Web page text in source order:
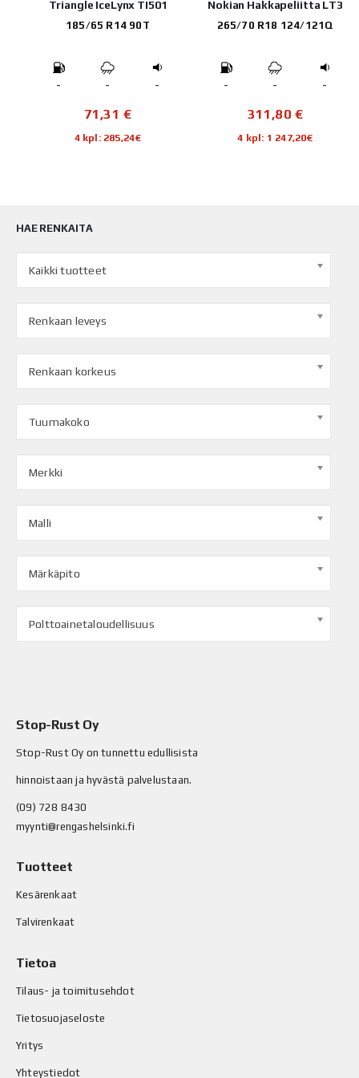
IceLynx TI501
65 R14 90T
Nokian Hakkapeliitta LT3
265/70 R18 124/121Q
4 kpl: 1 247,20€
HAE RENKAITA
Kaikki tuotteet
Renkaan leveys
Renkaan korkeus
Tuumakoko
Merkki
Malli
Märkäpito
Polttoainetaloudellisuus
Stop-Rust Oy
Stop-Rust Oy on tunnettu edullisista
hinnoistaan ja hyvästä palvelustaan.
(09) 728 8430
myynti@rengashelsinki.fi
Tuotteet
Kesärenkaat
Talvirenkaat
Tietoa
Tilaus- ja toimitusehdot
Tietosuojaseloste
Yritys
Yhteystiedot